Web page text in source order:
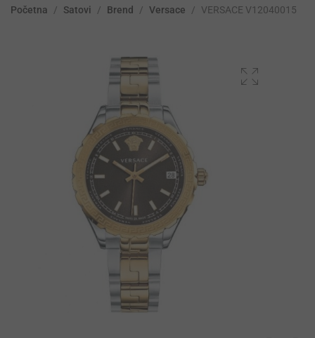
Početna / Satovi / Brend / Versace / VERSACE V12040015